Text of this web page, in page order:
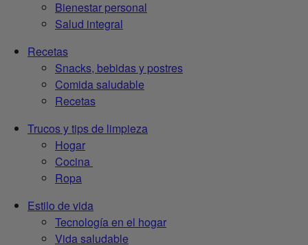
Bienestar personal
Salud integral
Recetas
Snacks, bebidas y postres
Comida saludable
Recetas
Trucos y tips de limpieza
Hogar
Cocina
Ropa
Estilo de vida
Tecnología en el hogar
Vida saludable